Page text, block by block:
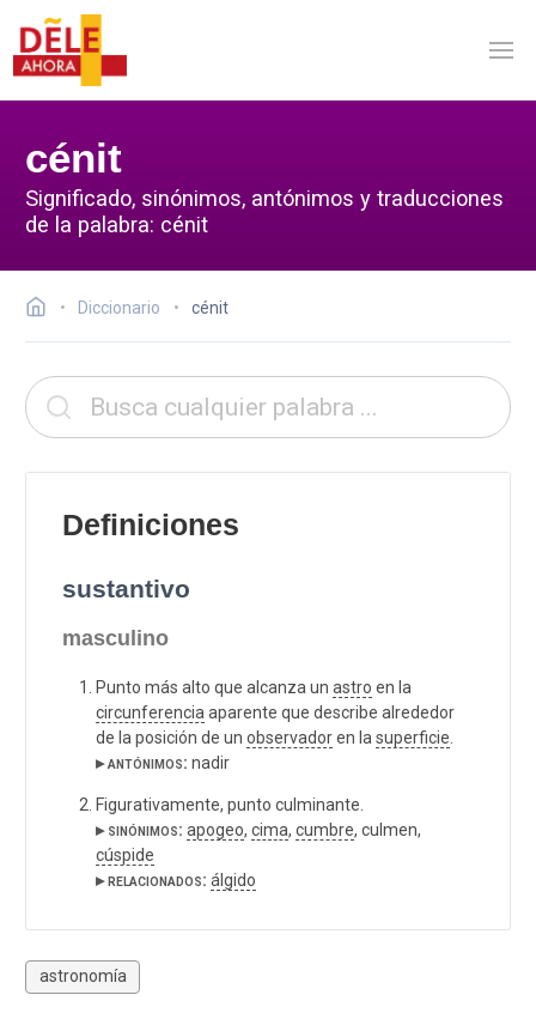
cénit
Significado, sinónimos, antónimos y traducciones
de la palabra: cénit
Diccionario cénit
Definiciones
sustantivo
masculino
Punto más alto que alcanza un astro en la
circunferencia aparente que describe alrededor
de la posición de un observadoren la superficie
▸ antónimos: nadir
Figurativamente, punto culminante.
▸ sinónimos: apogeo, cima, cumbre, culmen,
cúspide
▸ relacionados: álgido
astronomía